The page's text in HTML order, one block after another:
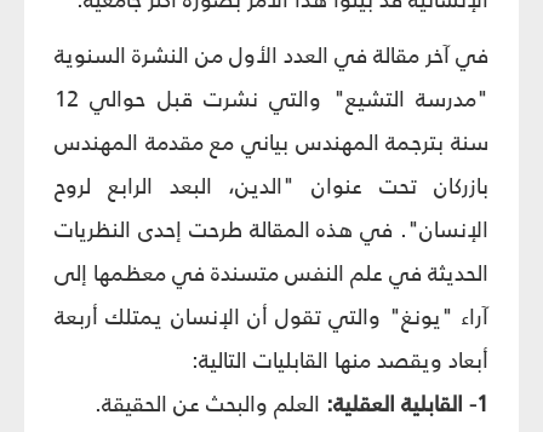
في آخر مقالة في العدد الأول من النشرة السنوية
"مدرسة التشيع" والتي نشرت قبل حوالي 12
سنة بترجمة المهندس بياني مع مقدمة المهندس
بازركان تحت عنوان "الدين، البعد الرابع لروح
الإنسان". في هذه المقالة طرحت إحدى النظريات
الحديثة في علم النفس متسندة في معظمها إلى
آراء "يونغ" والتي تقول أن الإنسان يمتلك أربعة
أبعاد ويقصد منها القابليات التالية:
1- القابلية العقلية:
العلم والبحث عن الحقيقة.